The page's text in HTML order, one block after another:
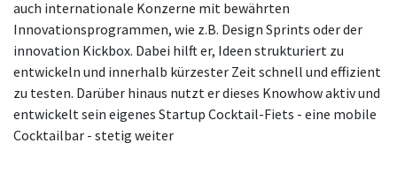
auch internationale Konzerne mit bewährten
Innovationsprogrammen, wie z.B. Design Sprints oder der
innovation Kickbox. Dabei hilft er, Ideen strukturiert zu
entwickeln und innerhalb kürzester Zeit schnell und effizient
zu testen. Darüber hinaus nutzt er dieses Knowhow aktiv und
entwickelt sein eigenes Startup Cocktail-Fiets - eine mobile
Cocktailbar - stetig weiter